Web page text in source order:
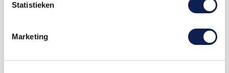
Statistieken
Marketing
De Dark Mountains Bright Stars is een foto met
interieur. Deze print op aluminium is verkrijgbaar in